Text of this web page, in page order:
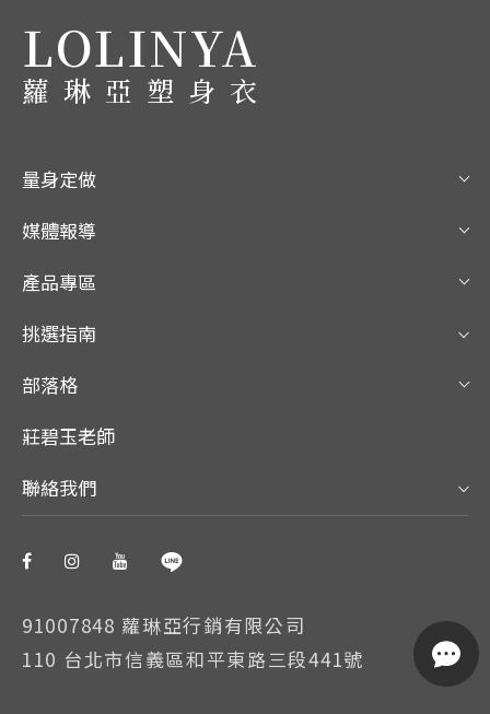
LOLINYA
蘿琳亞塑身衣
量身定做
媒體報導
產品專區
挑選指南
部落格
莊碧玉老師
聯絡我們
91007848 蘿琳亞行銷有限公司
110 台北市信義區和平東路三段441號
我們使用 Cookie 以允許我們網站的正常工作、個性化設計內